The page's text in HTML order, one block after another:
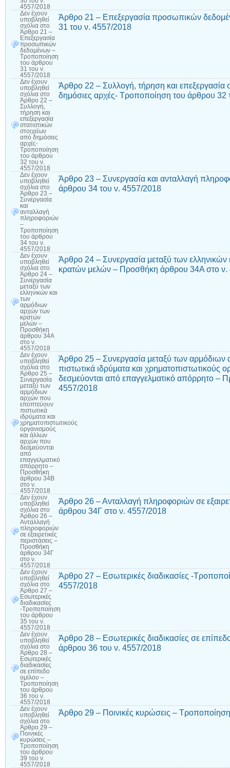
4557/2018
Δεν έχουν
υποβληθεί
σχόλια στο
Άρθρο 21 –
Επεξεργασία
προσωπικών
δεδομένων –
Τροποποίηση
του άρθρου
31 του ν.
4557/2018
Άρθρο 21 – Επεξεργασία προσωπικών
31 του ν. 4557/2018
Δεν έχουν
υποβληθεί
σχόλια στο
Άρθρο 22 –
Συλλογή,
τήρηση και
επεξεργασία
στατιστικών
στοιχείων
από δημόσιες
αρχές-
Τροποποίηση
του άρθρου
32 του ν.
4557/2018
Άρθρο 22 – Συλλογή, τήρηση και επεξεργασία
δημόσιες αρχές- Τροποποίηση του άρθρου 32
Δεν έχουν
υποβληθεί
σχόλια στο
Άρθρο 23 –
Συνεργασία
και
ανταλλαγή
πληροφοριών
–
Τροποποίηση
του άρθρου
34 του ν.
4557/2018
Άρθρο 23 – Συνεργασία και ανταλλαγή
άρθρου 34 του ν. 4557/2018
Δεν έχουν
υποβληθεί
σχόλια στο
Άρθρο 24 –
Συνεργασία
μεταξύ των
ελληνικών και
των
αρμόδιων
αρχών των
κρατών
μελών –
Προσθήκη
άρθρου 34Α
στο ν.
4557/2018
Άρθρο 24 – Συνεργασία μεταξύ των
κρατών μελών – Προσθήκη άρθρου 34Α στο ν.
Δεν έχουν
υποβληθεί
σχόλια στο
Άρθρο 25 –
Συνεργασία
μεταξύ των
αρμόδιων
αρχών που
εποπτεύουν
πιστωτικά
ιδρύματα και
χρηματοπιστωτικούς
οργανισμούς
και άλλων
αρχών που
δεσμεύονται
από
επαγγελματικό
απόρρητο –
Προσθήκη
άρθρου 34Β
στο ν.
4557/2018
Άρθρο 25 – Συνεργασία μεταξύ των
πιστωτικά ιδρύματα και
δεσμεύονται από επαγγελματικό απόρρητο –
4557/2018
Δεν έχουν
υποβληθεί
σχόλια στο
Άρθρο 26 –
Ανταλλαγή
πληροφοριών
σε εξαιρετικές
περιστάσεις –
Προσθήκη
άρθρου 34Γ
στο ν.
4557/2018
Άρθρο 26 – Ανταλλαγή πληροφοριών σε
άρθρου 34Γ στο ν. 4557/2018
Δεν έχουν
υποβληθεί
σχόλια στο
Άρθρο 27 –
Εσωτερικές
διαδικασίες
-Τροποποίηση
του άρθρου
35 του ν.
4557/2018
Άρθρο 27 – Εσωτερικές διαδικασίες -
4557/2018
Δεν έχουν
υποβληθεί
σχόλια στο
Άρθρο 28 –
Εσωτερικές
διαδικασίες
σε επίπεδο
ομίλου –
Τροποποίηση
του άρθρου
36 του ν.
4557/2018
Άρθρο 28 – Εσωτερικές διαδικασίες σε
άρθρου 36 του ν. 4557/2018
Δεν έχουν
υποβληθεί
σχόλια στο
Άρθρο 29 –
Ποινικές
κυρώσεις –
Τροποποίηση
του άρθρου
39 του ν.
4557/2018
Άρθρο 29 – Ποινικές κυρώσεις –